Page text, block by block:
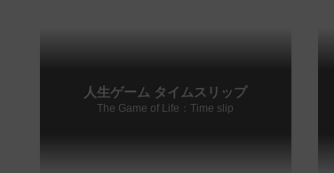
人生ゲーム タイムスリップ
The Game of Life：Time slip